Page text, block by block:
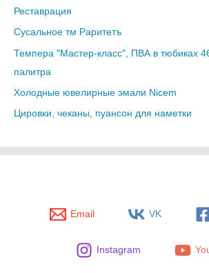
Реставрация
Сусальное тм Раритетъ
Темпера "Мастер-класс", ПВА в тюбиках
палитра
Холодные ювелирные эмали Nicem
Цировки, чеканы, пуансон для наметки
Email VK
Instagram